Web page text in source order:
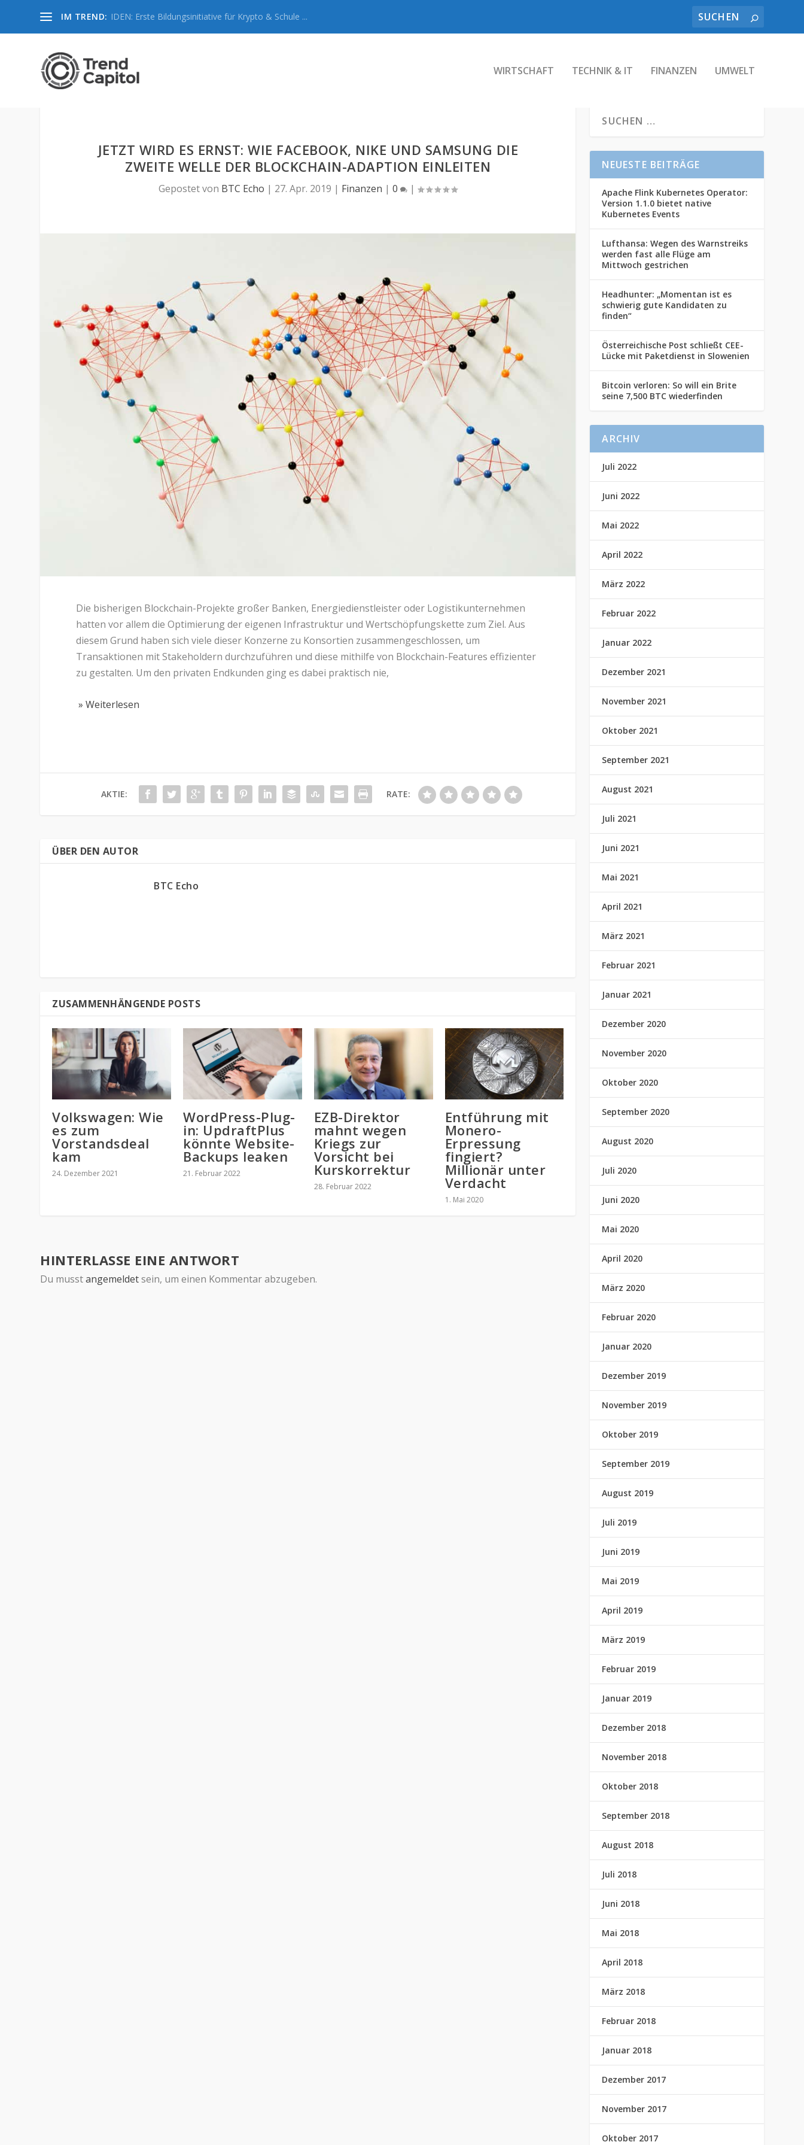
IM TREND: IDEN: Erste Bildungsinitiative für Krypto & Schule ...
WIRTSCHAFT TECHNIK & IT FINANZEN UMWELT
JETZT WIRD ES ERNST: WIE FACEBOOK, NIKE UND SAMSUNG DIE
ZWEITE WELLE DER BLOCKCHAIN-ADAPTION EINLEITEN
Gepostet von BTC Echo | 27. Apr. 2019 | Finanzen |0 |
Die bisherigen Blockchain-Projekte großer Banken, Energiedienstleister oder Logistikunternehmen
hatten vor allem die Optimierung der eigenen Infrastruktur und Wertschöpfungskette zum Ziel. Aus
diesem Grund haben sich viele dieser Konzerne zu Konsortien zusammengeschlossen, um
Transaktionen mit Stakeholdern durchzuführen und diese mithilfe von Blockchain-Features effizienter
zu gestalten. Um den privaten Endkunden ging es dabei praktisch nie,
» Weiterlesen
AKTIE: RATE:
ÜBER DEN AUTOR
BTC Echo
ZUSAMMENHÄNGENDE POSTS
Volkswagen: Wie
es zum
Vorstandsdeal
kam
24. Dezember 2021
WordPress-Plug-
in: UpdraftPlus
könnte Website-
Backups leaken
21. Februar 2022
EZB-Direktor
mahnt wegen
Kriegs zur
Vorsicht bei
Kurskorrektur
28. Februar 2022
Entführung mit
Monero-
Erpressung
fingiert?
Millionär unter
Verdacht
1. Mai 2020
HINTERLASSE EINE ANTWORT
Du musstangemeldetsein, um einen Kommentar abzugeben.
NEUESTE BEITRÄGE
Apache Flink Kubernetes Operator:
Version 1.1.0 bietet native
Kubernetes Events
Lufthansa: Wegen des Warnstreiks
werden fast alle Flüge am
Mittwoch gestrichen
Headhunter: „Momentan ist es
schwierig gute Kandidaten zu
finden“
Österreichische Post schließt CEE-
Lücke mit Paketdienst in Slowenien
Bitcoin verloren: So will ein Brite
seine 7,500 BTC wiederfinden
ARCHIV
Juli 2022
Juni 2022
Mai 2022
April 2022
März 2022
Februar 2022
Januar 2022
Dezember 2021
November 2021
Oktober 2021
September 2021
August 2021
Juli 2021
Juni 2021
Mai 2021
April 2021
März 2021
Februar 2021
Januar 2021
Dezember 2020
November 2020
Oktober 2020
September 2020
August 2020
Juli 2020
Juni 2020
Mai 2020
April 2020
März 2020
Februar 2020
Januar 2020
Dezember 2019
November 2019
Oktober 2019
September 2019
August 2019
Juli 2019
Juni 2019
Mai 2019
April 2019
März 2019
Februar 2019
Januar 2019
Dezember 2018
November 2018
Oktober 2018
September 2018
August 2018
Juli 2018
Juni 2018
Mai 2018
April 2018
März 2018
Februar 2018
Januar 2018
Dezember 2017
November 2017
Oktober 2017